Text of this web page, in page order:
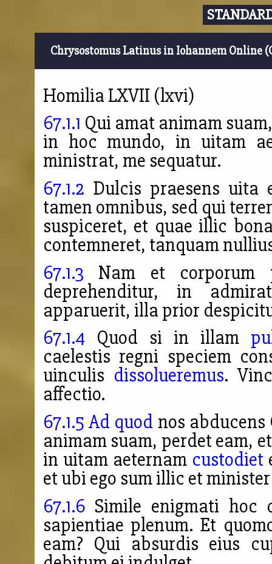
Chrysostomus Latinus in Iohannem Online
Homilia LXVII (lxvi)
67.1.1 Qui amat animam
in hoc mundo, in uitam
ministrat, me sequatur.
67.1.2 Dulcis praesens uita
tamen omnibus, sed qui
suspiceret, et quae illic
contemneret, tanquam
67.1.3 Nam et corporum
deprehenditur, in
apparuerit, illa prior
67.1.4 Quod si in illam
caelestis regni speciem
uinculis dissolueremus.
affectio.
67.1.5 Ad quod nos
animam suam, perdet eam,
in uitam aeternam custodiet
et ubi ego sum illic et
67.1.6 Simile enigmati
sapientiae plenum. Et
eam? Qui absurdis eius